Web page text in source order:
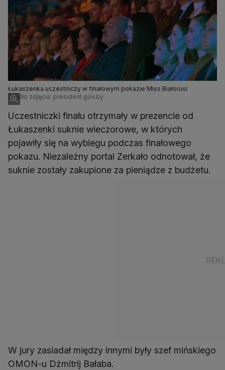
Łukaszenka uczestniczy w finałowym pokazie Miss Białorusi
Źródło zdjęcia: president.gov.by
Uczestniczki finału otrzymały w prezencie od
Łukaszenki suknie wieczorowe, w których
pojawiły się na wybiegu podczas finałowego
pokazu. Niezależny portal Zerkało odnotował, że
suknie zostały zakupione za pieniądze z budżetu.
W jury zasiadał między innymi były szef mińskiego
OMON-u Dźmitrij Bałaba.